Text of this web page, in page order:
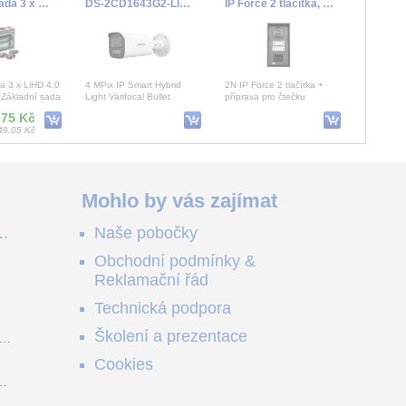
Základní sada 3 x LiHD 4.0 Ah + Metaloc
3 x LiHD 4.0
sada
paramet
Kč
Kč
DS-2CD1643G2-LIZSU(2.8-12mm)
4 MPix IP Smart Hybrid
Light Varifocal Bullet
IP Force 2 tlačítka, příprava pro čtečku, 10W reproduktor
2N IP Force 2 tlačítka +
příprava pro čtečku
Mohlo by vás zajímat
Naše pobočky
Obchodní podmínky &
Reklamační řád
Technická podpora
Školení a prezentace
Cookies